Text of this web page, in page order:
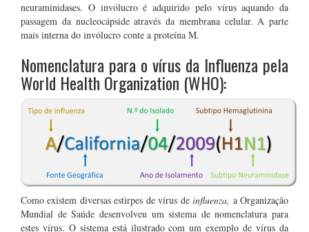
neuraminidases. O invólucro é adquirido pelo vírus aquando da
passagem da nucleocápside através da membrana celular. A parte
mais interna do invólucro conte a proteína M.
Nomenclatura para o vírus da Influenza pela
World Health Organization (WHO):
Como existem diversas estirpes de vírus deinfluenza, a Organização
Mundial de Saúde desenvolveu um sistema de nomenclatura para
estes vírus. O sistema está ilustrado com um exemplo de vírus da